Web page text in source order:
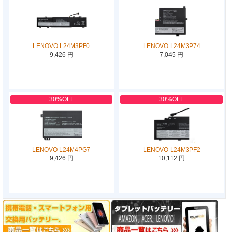
LENOVO L24M3PF0
9,426 円
LENOVO L24M3P74
7,045 円
30%OFF
LENOVO L24M4PG7
9,426 円
30%OFF
LENOVO L24M3PF2
10,112 円